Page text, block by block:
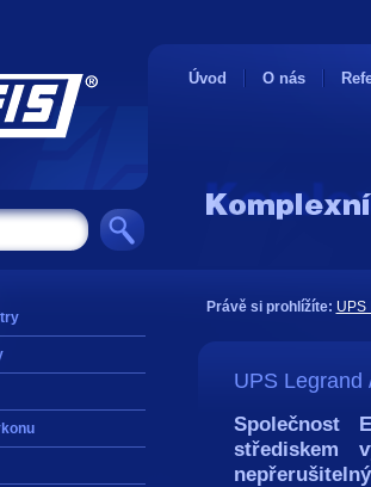
Úvod O nás
Právě si prohlížíte: UPS
UPS Legrand
Společnost